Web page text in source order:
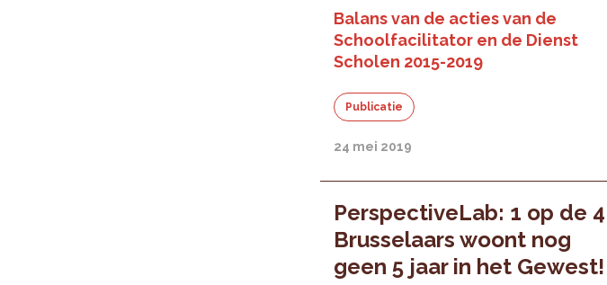
Balans van de acties van de
Schoolfacilitator en de Dienst
Scholen 2015-2019
Publicatie
24 mei 2019
PerspectiveLab: 1 op de 4
Brusselaars woont nog
geen 5 jaar in het Gewest!